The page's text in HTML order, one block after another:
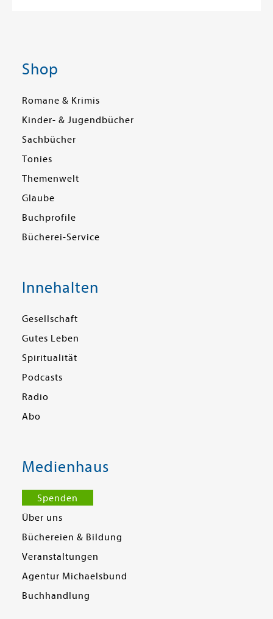
Shop
Romane & Krimis
Kinder- & Jugendbücher
Sachbücher
Tonies
Themenwelt
Glaube
Buchprofile
Bücherei-Service
Innehalten
Gesellschaft
Gutes Leben
Spiritualität
Podcasts
Radio
Abo
Medienhaus
Spenden
Über uns
Büchereien & Bildung
Veranstaltungen
Agentur Michaelsbund
Buchhandlung